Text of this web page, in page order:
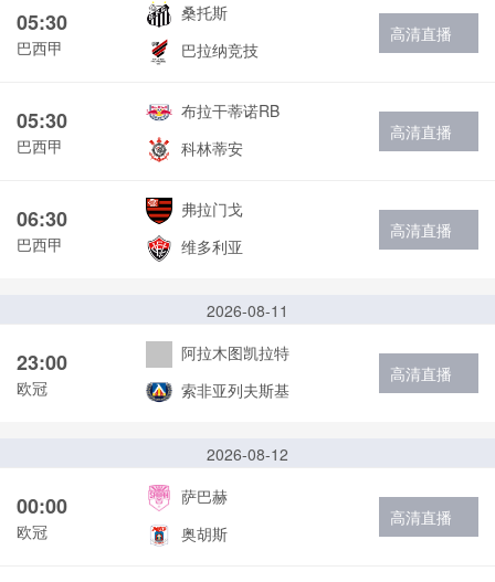
05:30
巴西甲
桑托斯
巴拉纳竞技
高清直播
05:30
巴西甲
布拉干蒂诺RB
科林蒂安
高清直播
06:30
巴西甲
弗拉门戈
维多利亚
高清直播
2026-08-11
23:00
欧冠
阿拉木图凯拉特
索非亚列夫斯基
高清直播
2026-08-12
00:00
欧冠
萨巴赫
奥胡斯
高清直播